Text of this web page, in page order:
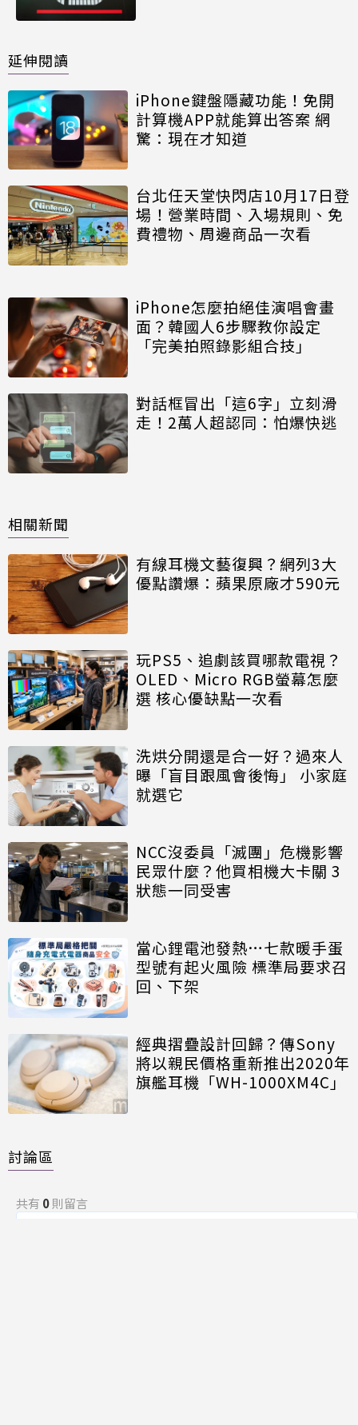
延伸閱讀
iPhone鍵盤隱藏功能！免開
計算機APP就能算出答案 網
驚：現在才知道
台北任天堂快閃店10月17日登
場！營業時間、入場規則、免
費禮物、周邊商品一次看
iPhone怎麼拍絕佳演唱會畫
面？韓國人6步驟教你設定
「完美拍照錄影組合技」
對話框冒出「這6字」立刻滑
走！2萬人超認同：怕爆快逃
相關新聞
有線耳機文藝復興？網列3大
優點讚爆：蘋果原廠才590元
玩PS5、追劇該買哪款電視？
OLED、Micro RGB螢幕怎麼
選 核心優缺點一次看
洗烘分開還是合一好？過來人
曝「盲目跟風會後悔」 小家庭
就選它
NCC沒委員「滅團」危機影響
民眾什麼？他買相機大卡關 3
狀態一同受害
當心鋰電池發熱…七款暖手蛋
型號有起火風險 標準局要求召
回、下架
經典摺疊設計回歸？傳Sony
將以親民價格重新推出2020年
旗艦耳機「WH-1000XM4C」
討論區
共有 0則留言